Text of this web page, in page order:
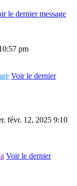
le dernier message
pm
Voir le dernier
févr. 12, 2025 9:10
Voir le dernier